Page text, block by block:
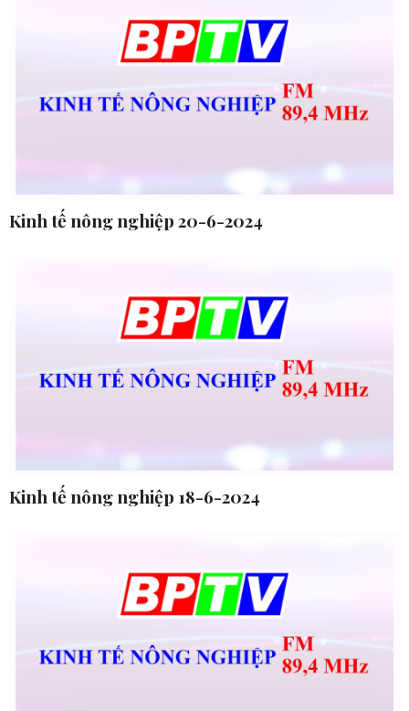
Kinh tế nông nghiệp 20-6-2024
Kinh tế nông nghiệp 18-6-2024